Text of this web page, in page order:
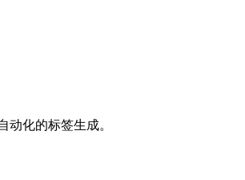
动化的标签生成。